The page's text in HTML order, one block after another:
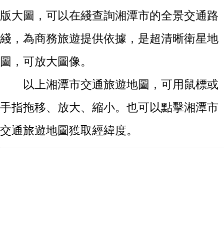
版大圖，可以在綫查詢湘潭市的全景交通路
綫，為商務旅遊提供依據，是超清晰衛星地
圖，可放大圖像。
以上湘潭市交通旅遊地圖，可用鼠標或
手指拖移、放大、縮小。也可以點擊湘潭市
交通旅遊地圖獲取經緯度。